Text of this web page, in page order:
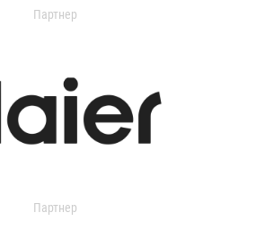
Партнер
Партнер